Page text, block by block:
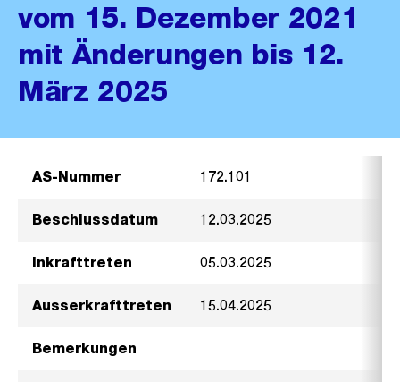
vom 15. Dezember 2021
mit Änderungen bis 12.
März 2025
AS-Nummer 172.101
Beschlussdatum 12.03.2025
Inkrafttreten 05.03.2025
Ausserkrafttreten 15.04.2025
Bemerkungen